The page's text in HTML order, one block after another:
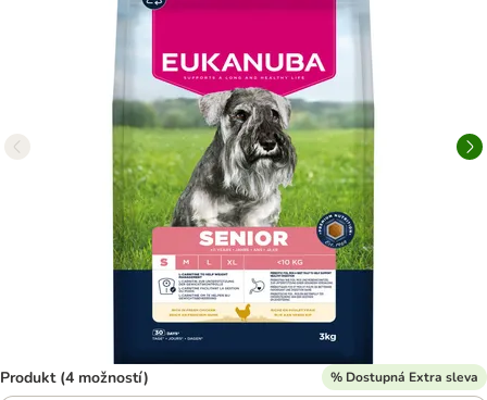
Produkt (4 možností) % Dostupná Extra sleva